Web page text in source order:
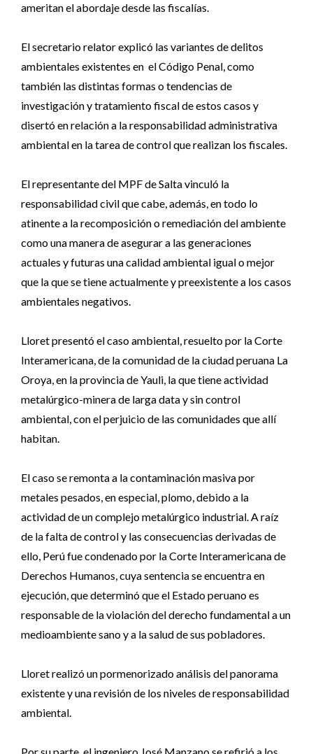
ameritan el abordaje desde las fiscalías.
El secretario relator explicó las variantes de delitos
ambientales existentes en el Código Penal, como
también las distintas formas o tendencias de
investigación y tratamiento fiscal de estos casos y
disertó en relación a la responsabilidad administrativa
ambiental en la tarea de control que realizan los fiscales.
El representante del MPF de Salta vinculó la
responsabilidad civil que cabe, además, en todo lo
atinente a la recomposición o remediación del ambiente
como una manera de asegurar a las generaciones
actuales y futuras una calidad ambiental igual o mejor
que la que se tiene actualmente y preexistente a los casos
ambientales negativos.
Lloret presentó el caso ambiental, resuelto por la Corte
Interamericana, de la comunidad de la ciudad peruana La
Oroya, en la provincia de Yauli, la que tiene actividad
metalúrgico-minera de larga data y sin control
ambiental, con el perjuicio de las comunidades que allí
habitan.
El caso se remonta a la contaminación masiva por
metales pesados, en especial, plomo, debido a la
actividad de un complejo metalúrgico industrial. A raíz
de la falta de control y las consecuencias derivadas de
ello, Perú fue condenado por la Corte Interamericana de
Derechos Humanos, cuya sentencia se encuentra en
ejecución, que determinó que el Estado peruano es
responsable de la violación del derecho fundamental a un
medioambiente sano y a la salud de sus pobladores.
Lloret realizó un pormenorizado análisis del panorama
existente y una revisión de los niveles de responsabilidad
ambiental.